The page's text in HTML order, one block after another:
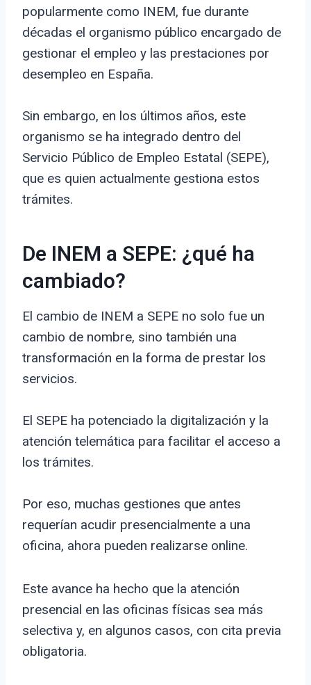
popularmente como INEM, fue durante
décadas el organismo público encargado de
gestionar el empleo y las prestaciones por
desempleo en España.
Sin embargo, en los últimos años, este
organismo se ha integrado dentro del
Servicio Público de Empleo Estatal (SEPE),
que es quien actualmente gestiona estos
trámites.
De INEM a SEPE: ¿qué ha
cambiado?
El cambio de INEM a SEPE no solo fue un
cambio de nombre, sino también una
transformación en la forma de prestar los
servicios.
El SEPE ha potenciado la digitalización y la
atención telemática para facilitar el acceso a
los trámites.
Por eso, muchas gestiones que antes
requerían acudir presencialmente a una
oficina, ahora pueden realizarse online.
Este avance ha hecho que la atención
presencial en las oficinas físicas sea más
selectiva y, en algunos casos, con cita previa
obligatoria.